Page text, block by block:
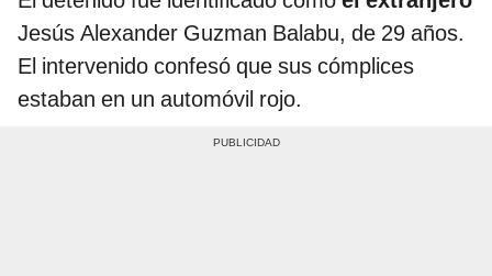
Jesús Alexander Guzman Balabu, de 29 años.
El intervenido confesó que sus cómplices
estaban en un automóvil rojo.